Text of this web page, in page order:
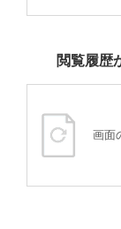
閲覧履歴
画面